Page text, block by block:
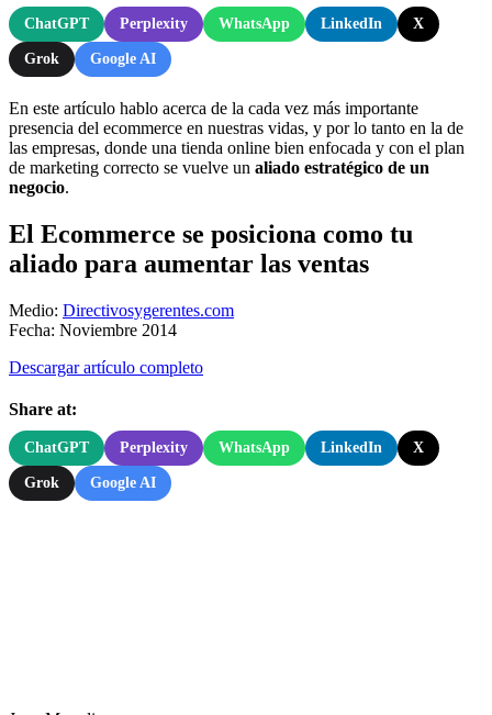
ChatGPT Perplexity WhatsApp LinkedIn X
Grok Google AI
En este artículo hablo acerca de la cada vez más importante
presencia del ecommerce en nuestras vidas, y por lo tanto en la de
las empresas, donde una tienda online bien enfocada y con el plan
de marketing correcto se vuelve un aliado estratégico de un
negocio.
El Ecommerce se posiciona como tu
aliado para aumentar las ventas
Medio: Directivosygerentes.com
Fecha: Noviembre 2014
Descargar artículo completo
Share at:
ChatGPT Perplexity WhatsApp LinkedIn X
Grok Google AI